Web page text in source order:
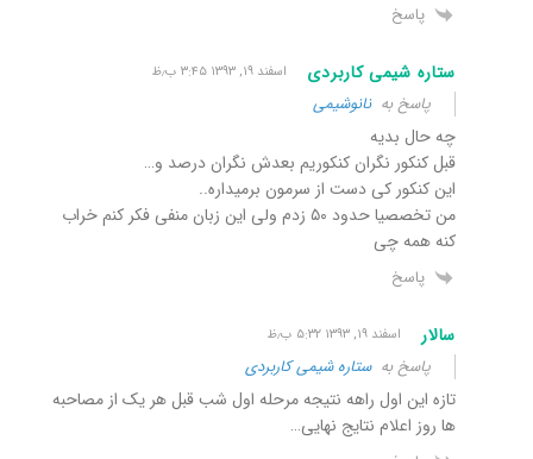
پاسخ
ستاره شیمی کاربردی اسفند ۱۹, ۱۳۹۳ ۳:۴۵ ب٫ظ
پاسخ بهنانوشیمی
چه حال بدیه
قبل کنکور نگران کنکوریم بعدش نگران درصد و…
این کنکور کی دست از سرمون برمیداره..
من تخصصیا حدود ۵۰ زدم ولی این زبان منفی فکر کنم خراب
کنه همه چی
پاسخ
سالار اسفند ۱۹, ۱۳۹۳ ۵:۳۲ ب٫ظ
پاسخ بهستاره شیمی کاربردی
تازه این اول راهه نتیجه مرحله اول شب قبل هر یک از مصاحبه
ها روز اعلام نتایج نهایی…